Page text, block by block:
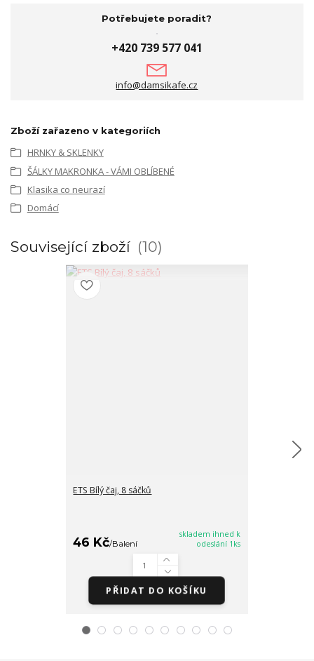
Potřebujete poradit?
+420 739 577 041
info@damsikafe.cz
Zboží zařazeno v kategoriích
HRNKY & SKLENKY
ŠÁLKY MAKRONKA - VÁMI OBLÍBENÉ
Klasika co neurazí
Domácí
Související zboží 10
ETS Bílý čaj, 8 sáčků
46 Kč/Balení
skladem ihned k
odeslání 1ks
PŘIDAT DO KOŠÍKU